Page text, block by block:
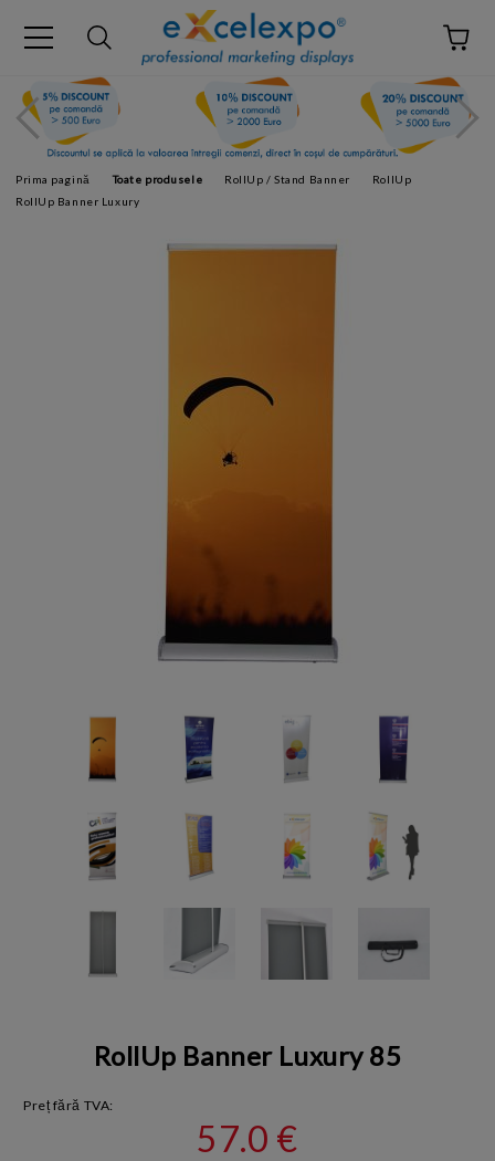
Prima pagină Toate produsele RollUp / Stand Banner
RollUp
RollUp Banner Luxury
RollUp Banner Luxury 85
Preț fără TVA:
57.0 €